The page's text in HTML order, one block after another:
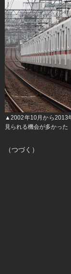
▲2002年10月から2013
見られる機会が多かった
（つづく）